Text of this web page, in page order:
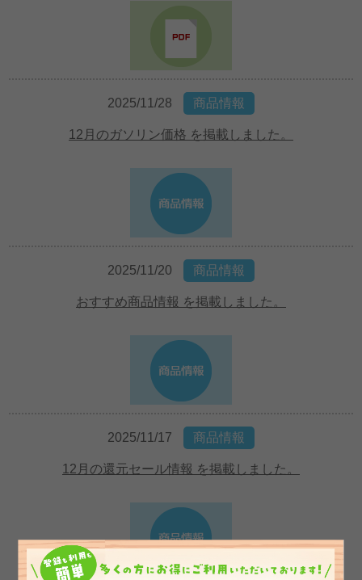
2025/11/28 商品情報
12月のガソリン価格 を掲載しました。
2025/11/20 商品情報
おすすめ商品情報 を掲載しました。
2025/11/17 商品情報
12月の還元セール情報 を掲載しました。